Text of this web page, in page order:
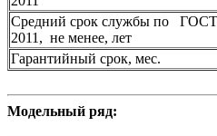
Средний срок службы по
2011, не менее, лет
Гарантийный срок, мес.
Модельный ряд: